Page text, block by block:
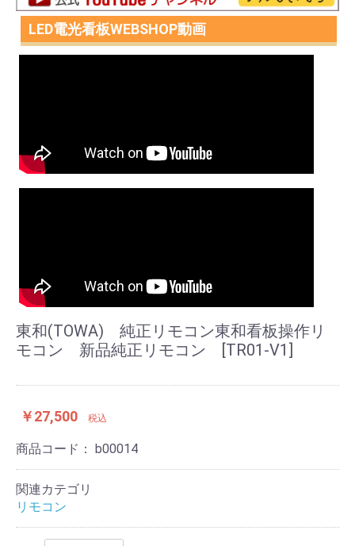
LED電光看板WEBSHOP動画
東和(TOWA) 純正リモコン東和看板操作リ
モコン 新品純正リモコン [TR01-V1]
￥27,500 税込
商品コード： b00014
関連カテゴリ
リモコン